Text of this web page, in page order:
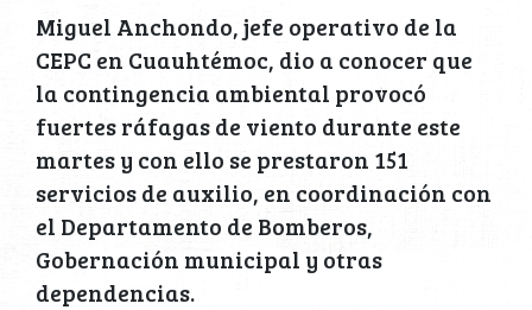
Miguel Anchondo, jefe operativo de la
CEPC en Cuauhtémoc, dio a conocer que
la contingencia ambiental provocó
fuertes ráfagas de viento durante este
martes y con ello se prestaron 151
servicios de auxilio, en coordinación con
el Departamento de Bomberos,
Gobernación municipal y otras
dependencias.